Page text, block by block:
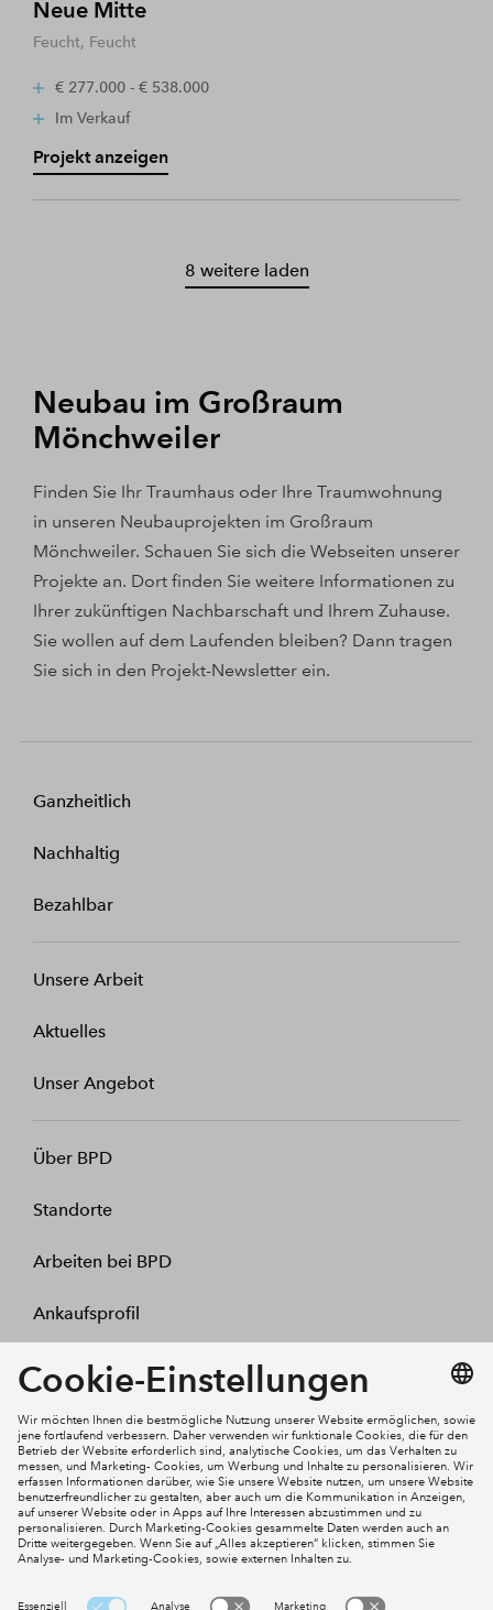
Neue Mitte
Feucht, Feucht
€ 277.000 - € 538.000
Im Verkauf
Projekt anzeigen
8 weitere laden
Neubau im Großraum
Mönchweiler
Finden Sie Ihr Traumhaus oder Ihre Traumwohnung
in unseren Neubauprojekten im Großraum
Mönchweiler. Schauen Sie sich die Webseiten unserer
Projekte an. Dort finden Sie weitere Informationen zu
Ihrer zukünftigen Nachbarschaft und Ihrem Zuhause.
Sie wollen auf dem Laufenden bleiben? Dann tragen
Sie sich in den Projekt-Newsletter ein.
Ganzheitlich
Nachhaltig
Bezahlbar
Unsere Arbeit
Aktuelles
Unser Angebot
Über BPD
Standorte
Arbeiten bei BPD
Ankaufsprofil
Kontakt
Mein Konto
Social Media